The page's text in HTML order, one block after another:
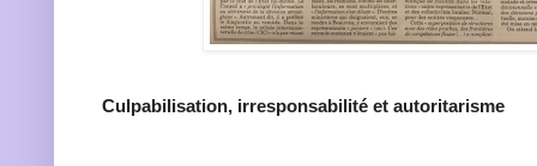
Culpabilisation, irresponsabilité et autoritarisme